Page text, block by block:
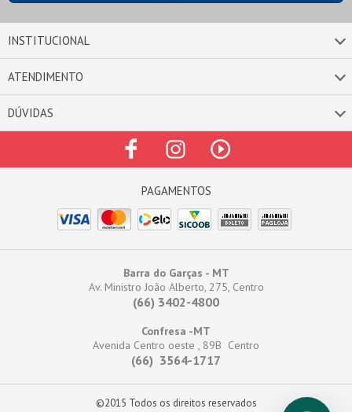
INSTITUCIONAL
ATENDIMENTO
DÚVIDAS
Barra do Garças - MT
Av. Ministro João Alberto, 275, Centro
(66) 3402-4800
Confresa -MT
Avenida Centro oeste , 89B Centro
(66) 3564-1717
©2015 Todos os direitos reservados